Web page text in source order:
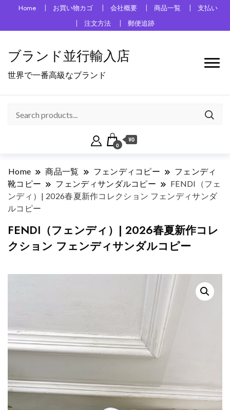
Home お買い物カゴ 会社概要 商品一覧
支払い
注文方法
郵便追跡
ブランド並行輸入店
世界で一番高級なブランド
0
¥0
Home 商品一覧 フェンディコピー
フェンディ
靴コピー
フェンディサンダルコピー
FENDI（フェ
ンディ）| 2026春夏新作コレクション フェンディサンダ
ルコピー
FENDI（フェンディ）| 2026春夏新作コレ
クション フェンディサンダルコピー